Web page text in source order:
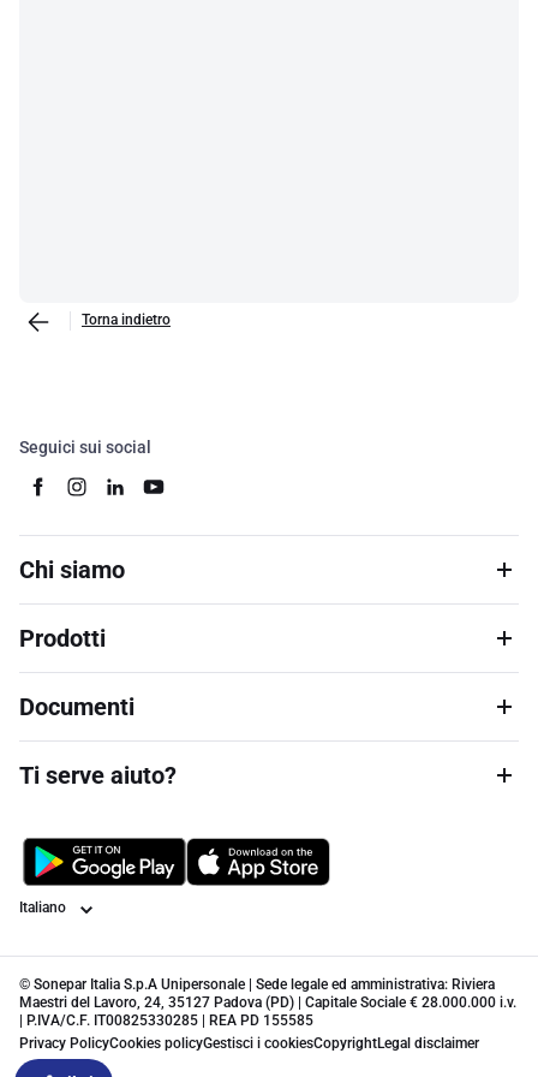
Torna indietro
Seguici sui social
Chi siamo
Prodotti
Documenti
Ti serve aiuto?
Lingua
© Sonepar Italia S.p.A Unipersonale | Sede legale ed amministrativa: Riviera
Maestri del Lavoro, 24, 35127 Padova (PD) | Capitale Sociale € 28.000.000 i.v.
| P.IVA/C.F. IT00825330285 | REA PD 155585
Privacy PolicyCookies policyGestisci i cookiesCopyrightLegal disclaimer